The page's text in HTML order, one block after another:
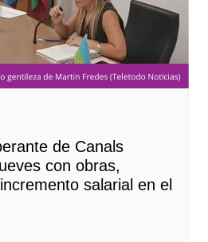
de Canals
con obras,
salarial en el